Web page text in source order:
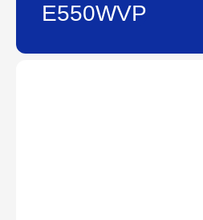
E550WVP